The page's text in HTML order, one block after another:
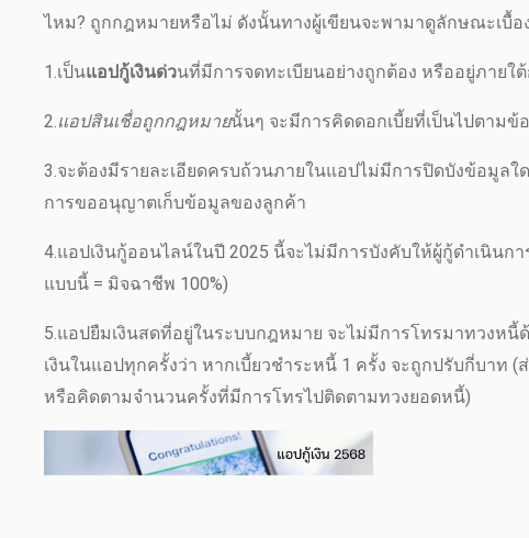
ไหม? ถูกกฎหมายหรือไม่ ดังนั้นทางผู้เขียนจะพามาดูลักษณะเบื้
1.เป็นแอปกู้เงินด่วนที่มีการจดทะเบียนอย่างถูกต้อง หรืออยู่ภายใ
2.แอปสินเชื่อถูกกฎหมายนั้นๆ จะมีการคิดดอกเบี้ยที่เป็นไปตามข้
3.จะต้องมีรายละเอียดครบถ้วนภายในแอปไม่มีการปิดบังข้อมูล
การขออนุญาตเก็บข้อมูลของลูกค้า
4.แอปเงินกู้ออนไลน์ในปี 2025 นี้จะไม่มีการบังคับให้ผู้กู้ดำเนินก
แบบนี้ = มิจฉาชีพ 100%)
5.แอปยืมเงินสดที่อยู่ในระบบกฎหมาย จะไม่มีการโทรมาทวงห
เงินในแอปทุกครั้งว่า หากเบี้ยวชำระหนี้ 1 ครั้ง จะถูกปรับกี่บาท (
หรือคิดตามจำนวนครั้งที่มีการโทรไปติดตามทวงยอดหนี้)